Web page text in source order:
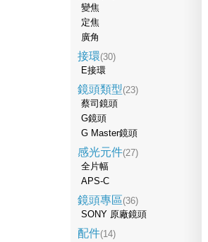
變焦
定焦
廣角
接環(30)
E接環
鏡頭類型(23)
蔡司鏡頭
G鏡頭
G Master鏡頭
感光元件(27)
全片幅
APS-C
鏡頭專區(36)
SONY 原廠鏡頭
配件(14)